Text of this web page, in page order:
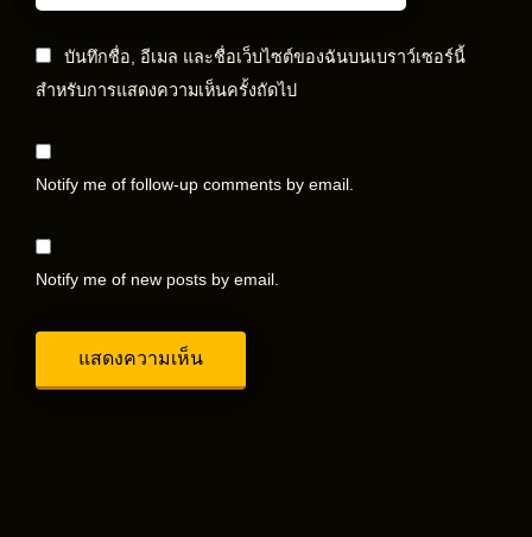
บันทึกชื่อ, อีเมล และชื่อเว็บไซต์ของฉันบนเบราว์เซอร์นี้
สำหรับการแสดงความเห็นครั้งถัดไป
Notify me of follow-up comments by email.
Notify me of new posts by email.